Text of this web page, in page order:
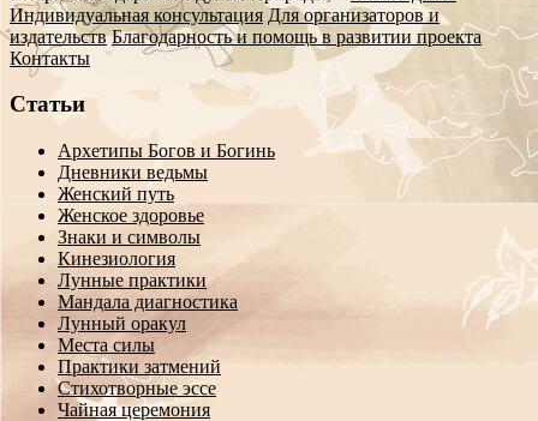
Индивидуальная консультация Для организаторов и
издательств Благодарность и помощь в развитии проекта
Контакты
Статьи
Архетипы Богов и Богинь
Дневники ведьмы
Женский путь
Женское здоровье
Знаки и символы
Кинезиология
Лунные практики
Мандала диагностика
Лунный оракул
Места силы
Практики затмений
Стихотворные эссе
Чайная церемония